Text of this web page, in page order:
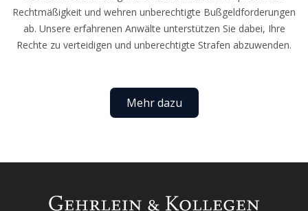
Rechtmäßigkeit und wehren unberechtigte Bußgeldforderungen
ab. Unsere erfahrenen Anwälte unterstützen Sie dabei, Ihre
Rechte zu verteidigen und unberechtigte Strafen abzuwenden.
Mehr dazu